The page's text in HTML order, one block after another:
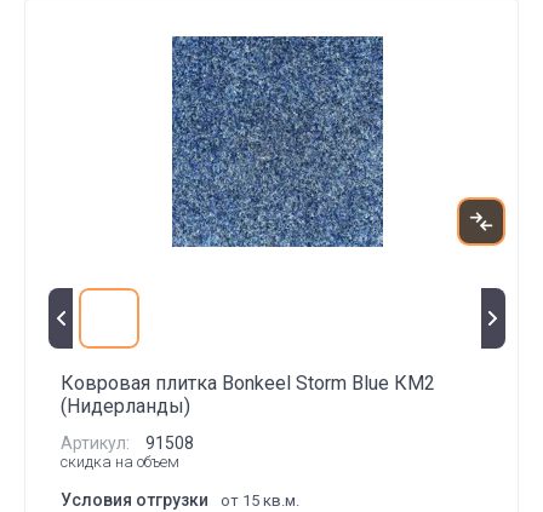
Ковровая плитка Bonkeel Storm Blue КМ2
(Нидерланды)
Артикул: 91508
скидка на объем
Условия отгрузки от 15 кв.м.